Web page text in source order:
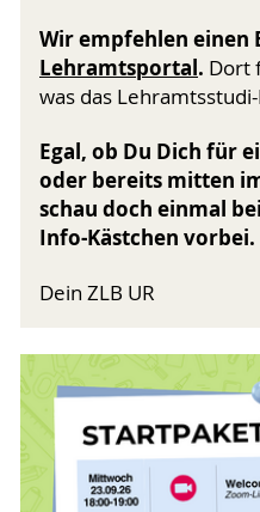
Wir empfehlen einen
Lehramtsportal. Dort
was das
Egal, ob Du Dich für
oder bereits mitten
schau doch einmal
Info-Kästchen vorbei.
Dein ZLB UR